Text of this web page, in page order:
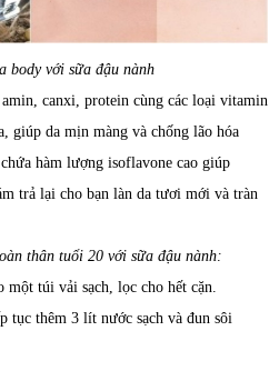
body với sữa đậu nành
canxi, protein cùng các loại vitamin
da mịn màng và chống lão hóa
hàm lượng isoflavone cao giúp
trả lại cho bạn làn da tươi mới và tràn
thân tuổi 20 với sữa đậu nành:
một túi vải sạch, lọc cho hết cặn.
tục thêm 3 lít nước sạch và đun sôi